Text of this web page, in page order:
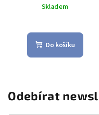
Skladem
Do košíku
Odebírat